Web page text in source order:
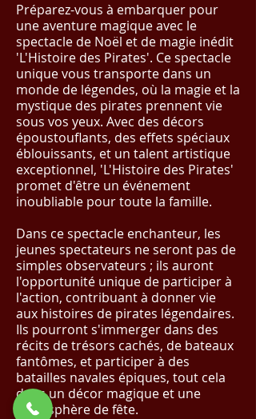
Préparez-vous à embarquer pour
une aventure magique avec le
spectacle de Noël et de magie inédit
'L'Histoire des Pirates'. Ce spectacle
unique vous transporte dans un
monde de légendes, où la magie et la
mystique des pirates prennent vie
sous vos yeux. Avec des décors
époustouflants, des effets spéciaux
éblouissants, et un talent artistique
exceptionnel, 'L'Histoire des Pirates'
promet d'être un événement
inoubliable pour toute la famille.
Dans ce spectacle enchanteur, les
jeunes spectateurs ne seront pas de
simples observateurs ; ils auront
l'opportunité unique de participer à
l'action, contribuant à donner vie
aux histoires de pirates légendaires.
Ils pourront s'immerger dans des
récits de trésors cachés, de bateaux
fantômes, et participer à des
batailles navales épiques, tout cela
dans un décor magique et une
atmosphère de fête.